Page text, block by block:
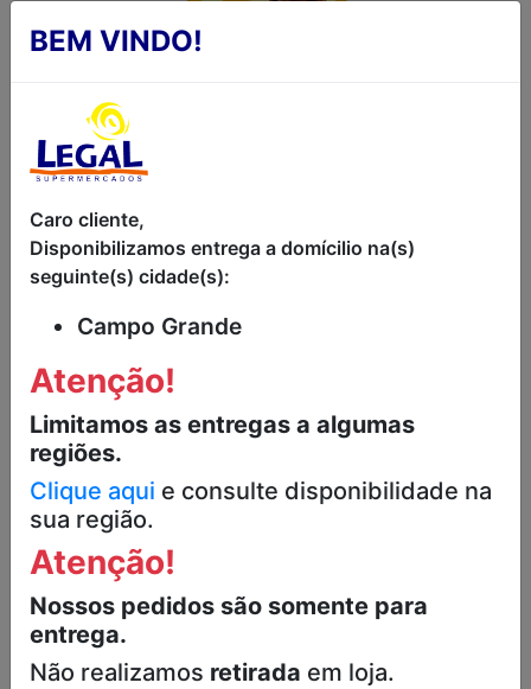
ROCAMBOLE
BAUNILHA E
CHOCOLATE
BAUDUCCO ROLL 34G
ROCAMBOLE BAUNILHA COM
RECHEIO, COBERTURA E RISCAS
CHOCOLATE ROLL BAUDUCCO
PACOTE 34G
R$2,99
-
BEM VINDO!
Caro cliente,
Disponibilizamos entrega a domícilio na(s)
seguinte(s) cidade(s):
Campo Grande
Atenção!
Limitamos as entregas a algumas
regiões.
Clique aqui e consulte disponibilidade na
sua região.
Atenção!
Nossos pedidos são somente para
entrega.
Não realizamos retirada em loja.